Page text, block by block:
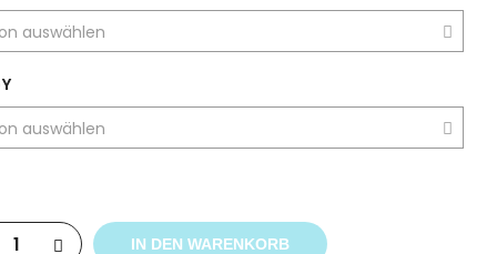
IN DEN WARENKORB